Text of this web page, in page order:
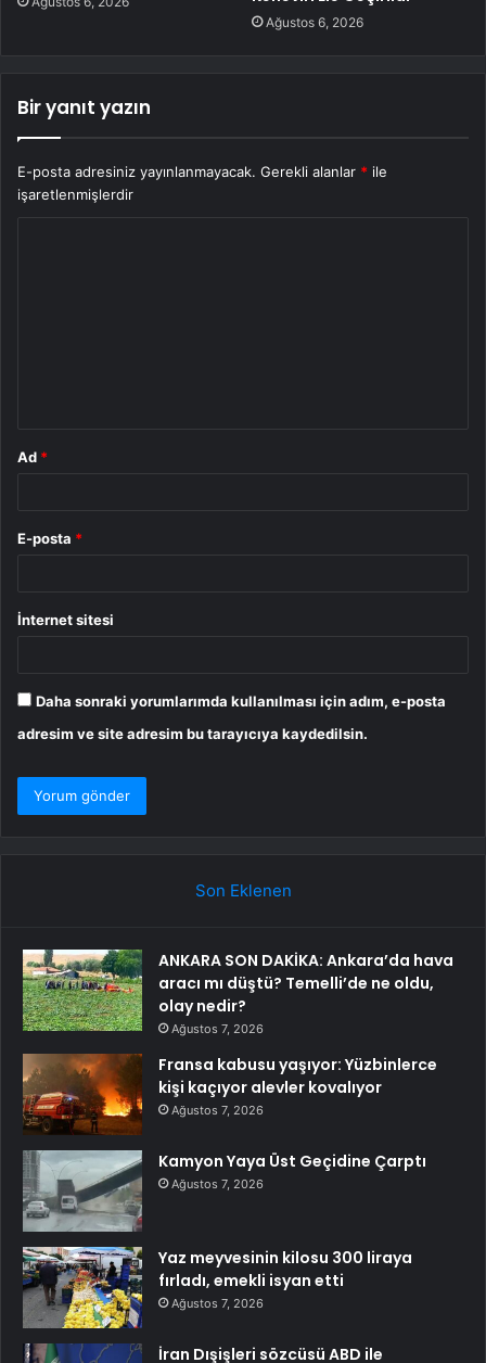
Ağustos 6, 2026
Bir yanıt yazın
E-posta adresiniz yayınlanmayacak. Gerekli alanlar * ile
işaretlenmişlerdir
Ad *
E-posta *
İnternet sitesi
Daha sonraki yorumlarımda kullanılması için adım, e-posta
adresim ve site adresim bu tarayıcıya kaydedilsin.
Son Eklenen
ANKARA SON DAKİKA: Ankara’da hava
aracı mı düştü? Temelli’de ne oldu,
olay nedir?
Ağustos 7, 2026
Fransa kabusu yaşıyor: Yüzbinlerce
kişi kaçıyor alevler kovalıyor
Ağustos 7, 2026
Kamyon Yaya Üst Geçidine Çarptı
Ağustos 7, 2026
Yaz meyvesinin kilosu 300 liraya
fırladı, emekli isyan etti
Ağustos 7, 2026
İran Dışişleri sözcüsü ABD ile